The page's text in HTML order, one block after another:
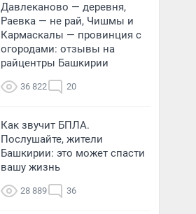
Давлеканово — деревня,
Раевка — не рай, Чишмы и
Кармаскалы — провинция с
огородами: отзывы на
райцентры Башкирии
36 822 20
Как звучит БПЛА.
Послушайте, жители
Башкирии: это может спасти
вашу жизнь
28 889 36